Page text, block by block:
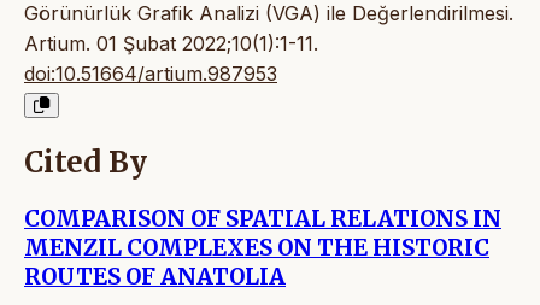
Görünürlük Grafik Analizi (VGA) ile Değerlendirilmesi.
Artium. 01 Şubat 2022;10(1):1-11.
doi:10.51664/artium.987953
Cited By
COMPARISON OF SPATIAL RELATIONS IN
MENZIL COMPLEXES ON THE HISTORIC
ROUTES OF ANATOLIA